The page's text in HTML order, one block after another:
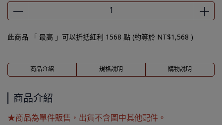
此商品 「 最高 」可以折抵紅利 1568 點 (約等於 NT$1,568 )
商品介紹 規格說明 購物說明
商品介紹
★商品為單件販售，出貨不含圖中其他配件。